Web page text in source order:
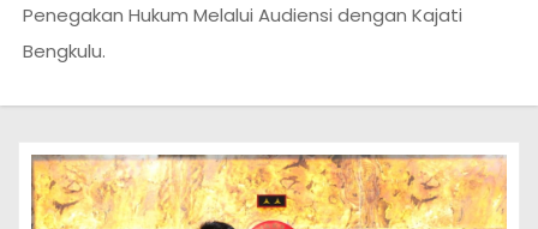
Penegakan Hukum Melalui Audiensi dengan Kajati
Bengkulu.